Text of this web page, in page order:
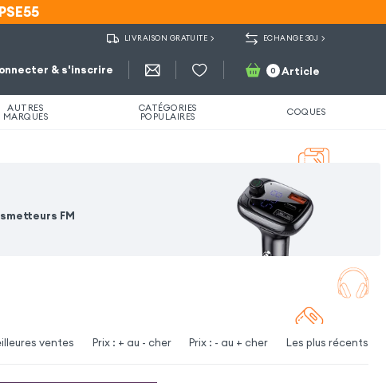
LIVRAISON GRATUITE ECHANGE 30J
& s'inscrire 0 Article
AUTRES
MARQUES
CATÉGORIES
POPULAIRES COQUES
FM
ventes Prix : + au - cher Prix : - au + cher Les plus récents